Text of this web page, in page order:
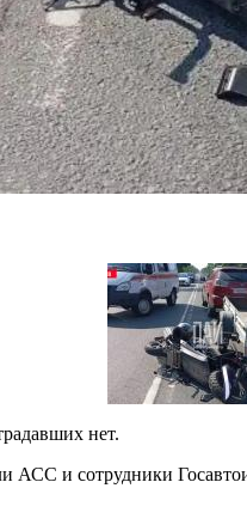
нет.
АСС и сотрудники